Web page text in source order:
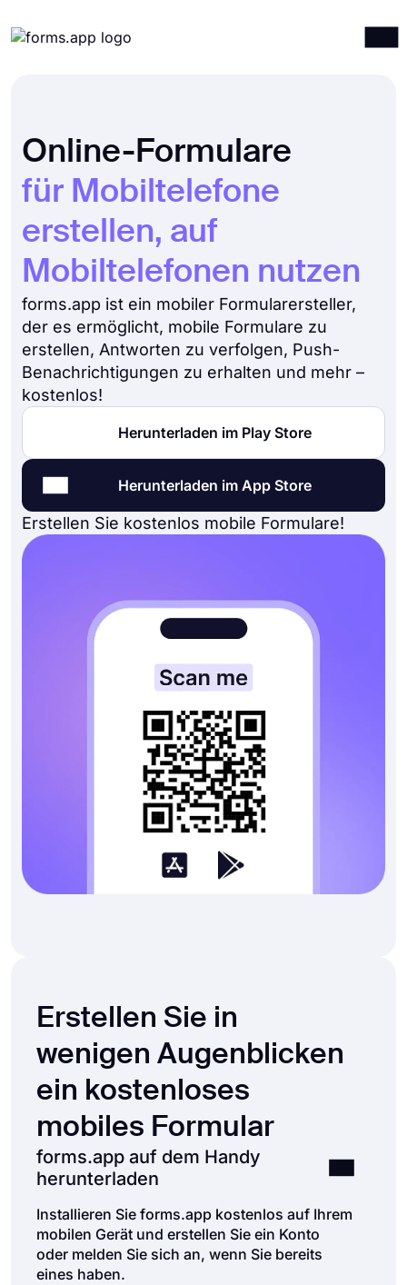
Vorlagen
Ressourcen
Preise
Online-Formulare
für Mobiltelefone
erstellen, auf
Mobiltelefonen nutzen
forms.app ist ein mobiler Formularersteller,
der es ermöglicht, mobile Formulare zu
erstellen, Antworten zu verfolgen, Push-
Benachrichtigungen zu erhalten und mehr –
kostenlos!
Herunterladen im Play Store
Herunterladen im App Store
Erstellen Sie kostenlos mobile Formulare!
Erstellen Sie in
wenigen Augenblicken
ein kostenloses
mobiles Formular
forms.app auf dem Handy
herunterladen
Installieren Sie forms.app kostenlos auf Ihrem
mobilen Gerät und erstellen Sie ein Konto
oder melden Sie sich an, wenn Sie bereits
eines haben.